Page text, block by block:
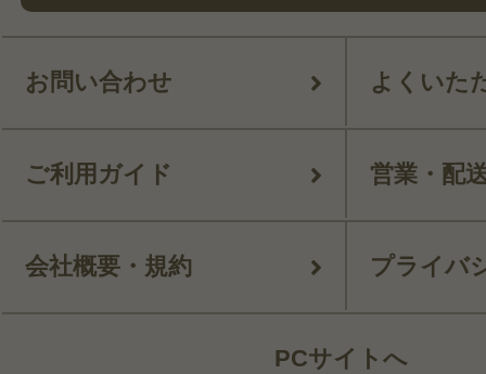
お問い合わせ よくいた
ご利用ガイド 営業・配
会社概要・規約 プライバ
PCサイトへ